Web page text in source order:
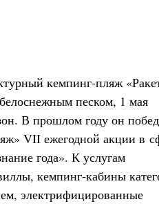
кемпинг-пляж
песком, 1 мая
В прошлом году он
VII ежегодной акции в
года». К услугам
кемпинг-кабины
электрифицированные